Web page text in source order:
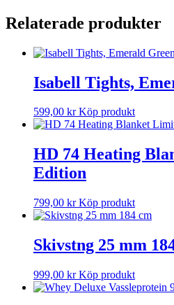
Relaterade produkter
Isabell Tights,
599,00 kr Köp produkt
HD 74 Heating
Edition
799,00 kr Köp produkt
Skivstng 25 mm
999,00 kr Köp produkt